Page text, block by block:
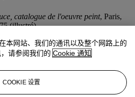
catalogue de l'oeuvre peint, Paris,
(illustré).
Buyer’s premium, a commission of
for books, 8.372% inclusive of
the Buyer upon proof of export of the
within the legal time limit.(Please
本网站、我们的通讯以及整个网路上的
请参阅我们的 Cookie 通知
COOKIE 设置